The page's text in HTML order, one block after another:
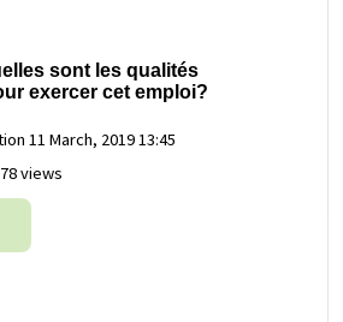
sont les qualités
exercer cet emploi?
11 March, 2019 13:45
views